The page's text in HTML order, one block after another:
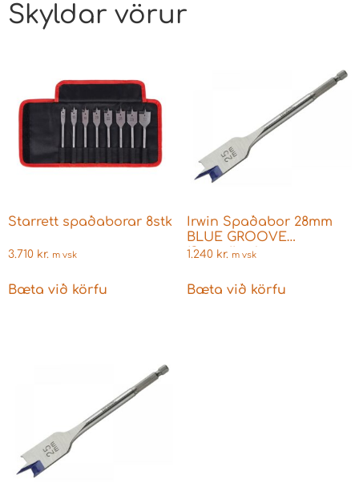
Skyldar vörur
Starrett spaðaborar 8stk
3.710 kr. m vsk
Bæta við körfu
Irwin Spaðabor 28mm
BLUE GROOVE
(Speedbor)
1.240 kr. m vsk
Bæta við körfu